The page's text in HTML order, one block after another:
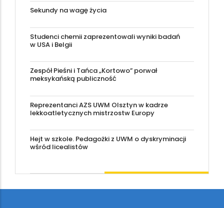
Sekundy na wagę życia
Studenci chemii zaprezentowali wyniki badań
w USA i Belgii
Zespół Pieśni i Tańca „Kortowo” porwał
meksykańską publiczność
Reprezentanci AZS UWM Olsztyn w kadrze
lekkoatletycznych mistrzostw Europy
Hejt w szkole. Pedagożki z UWM o dyskryminacji
wśród licealistów